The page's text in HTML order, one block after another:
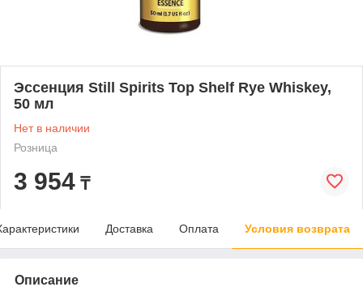
Эссенция Still Spirits Top Shelf Rye Whiskey,
50 мл
Нет в наличии
Розница
3 954 ₸
Доставка Оплата Условия возврата
Описание